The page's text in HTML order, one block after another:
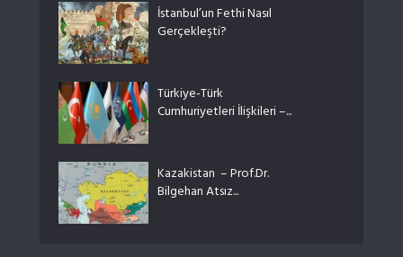
İstanbul’un Fethi Nasıl
Gerçekleşti?
Türkiye-Türk
Cumhuriyetleri İlişkileri –...
Kazakistan – Prof.Dr.
Bilgehan Atsız...